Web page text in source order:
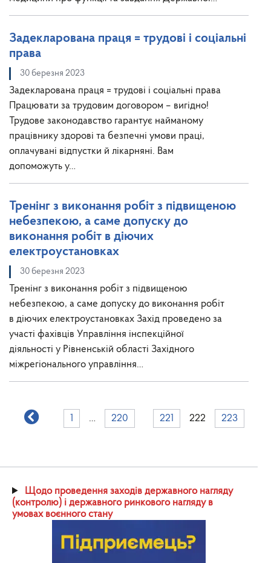
Задекларована праця = трудові і соціальні
права
30 березня 2023
Задекларована праця = трудові і соціальні права
Працювати за трудовим договором – вигідно!
Трудове законодавство гарантує найманому
працівнику здорові та безпечні умови праці,
оплачувані відпустки й лікарняні. Вам
допоможуть у…
Тренінг з виконання робіт з підвищеною
небезпекою, а саме допуску до
виконання робіт в діючих
електроустановках
30 березня 2023
Тренінг з виконання робіт з підвищеною
небезпекою, а саме допуску до виконання робіт
в діючих електроустановках Захід проведено за
участі фахівців Управління інспекційної
діяльності у Рівненській області Західного
міжрегіонального управління…
… 220 221 222 223
Щодо проведення заходів державного нагляду
(контролю) і державного ринкового нагляду в
умовах воєнного стану